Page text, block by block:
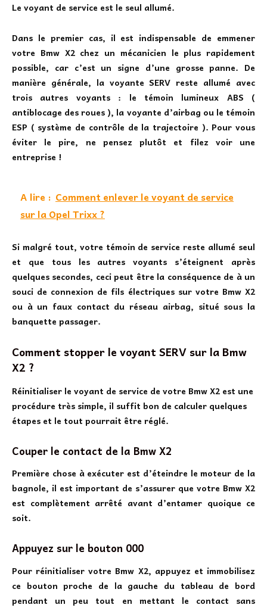
Le voyant de service est le seul allumé.
Dans le premier cas, il est indispensable de emmener
votre Bmw X2 chez un mécanicien le plus rapidement
possible, car c’est un signe d’une grosse panne. De
manière générale, la voyante SERV reste allumé avec
trois autres voyants : le témoin lumineux ABS (
antiblocage des roues ), la voyante d’airbag ou le témoin
ESP ( système de contrôle de la trajectoire ). Pour vous
éviter le pire, ne pensez plutôt et filez voir une
entreprise !
A lire : Comment enlever le voyant de service
sur la Opel Trixx ?
Si malgré tout, votre témoin de service reste allumé seul
et que tous les autres voyants s’éteignent après
quelques secondes, ceci peut être la conséquence de à un
souci de connexion de fils électriques sur votre Bmw X2
ou à un faux contact du réseau airbag, situé sous la
banquette passager.
Comment stopper le voyant SERV sur la Bmw
X2 ?
Réinitialiser le voyant de service de votre Bmw X2 est une
procédure très simple, il suffit bon de calculer quelques
étapes et le tout pourrait être réglé.
Couper le contact de la Bmw X2
Première chose à exécuter est d’éteindre le moteur de la
bagnole, il est important de s’assurer que votre Bmw X2
est complètement arrêté avant d’entamer quoique ce
soit.
Appuyez sur le bouton 000
Pour réinitialiser votre Bmw X2, appuyez et immobilisez
ce bouton proche de la gauche du tableau de bord
pendant un peu tout en mettant le contact sans